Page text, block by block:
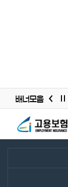
슬라이드
배너모음